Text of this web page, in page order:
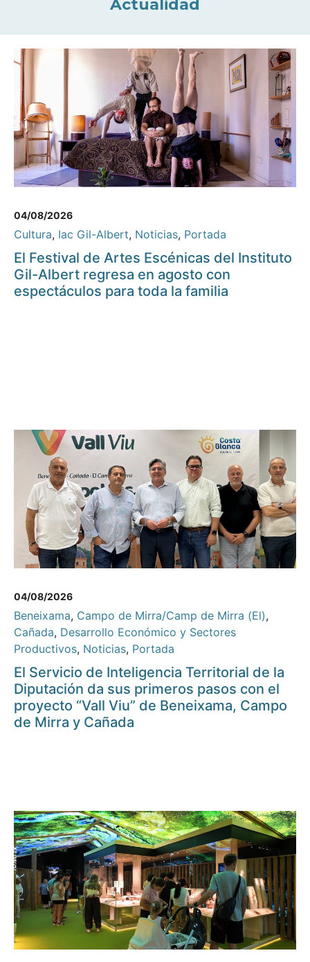
Actualidad
04/08/2026
Cultura, Iac Gil-Albert, Noticias, Portada
El Festival de Artes Escénicas del Instituto
Gil-Albert regresa en agosto con
espectáculos para toda la familia
04/08/2026
Beneixama, Campo de Mirra/Camp de Mirra (El),
Cañada, Desarrollo Económico y Sectores
Productivos, Noticias, Portada
El Servicio de Inteligencia Territorial de la
Diputación da sus primeros pasos con el
proyecto “Vall Viu” de Beneixama, Campo
de Mirra y Cañada